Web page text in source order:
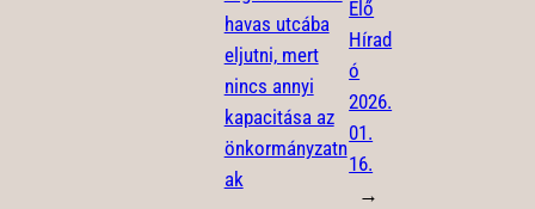
havas utcába
eljutni, mert
nincs annyi
kapacitása az
önkormányzatn
ak
Élő
Hírad
ó
2026.
01.
16.
→